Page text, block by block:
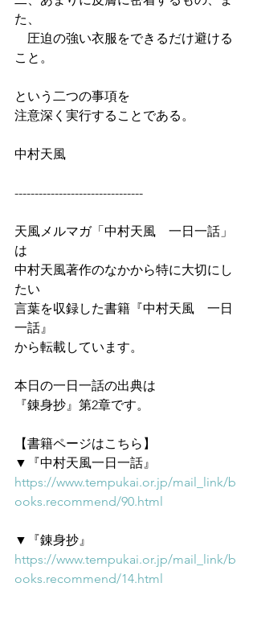
た、
圧迫の強い衣服をできるだけ避ける
こと。
という二つの事項を
注意深く実行することである。
中村天風
--------------------------------
天風メルマガ「中村天風　一日一話」
は
中村天風著作のなかから特に大切にし
たい
言葉を収録した書籍『中村天風　一日
一話』
から転載しています。
本日の一日一話の出典は
『錬身抄』第2章です。
【書籍ページはこちら】
▼『中村天風一日一話』
https://www.tempukai.or.jp/mail_link/b
ooks.recommend/90.html
▼『錬身抄』
https://www.tempukai.or.jp/mail_link/b
ooks.recommend/14.html